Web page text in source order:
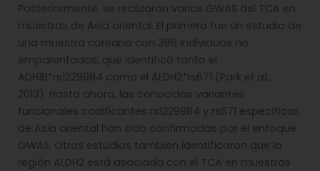
Posteriormente, se realizaron varios GWAS del TCA en
muestras de Asia oriental. El primero fue un estudio de
una muestra coreana con 396 individuos no
emparentados, que identificó tanto el
ADH1B*rs1229984 como el ALDH2*rs671 (Park et al. ,
2013). Hasta ahora, las conocidas variantes
funcionales codificantes rs1229984 y rs671 específicas
de Asia oriental han sido confirmadas por el enfoque
GWAS. Otros estudios también identificaron que la
región ALDH2 está asociada con el TCA en muestras